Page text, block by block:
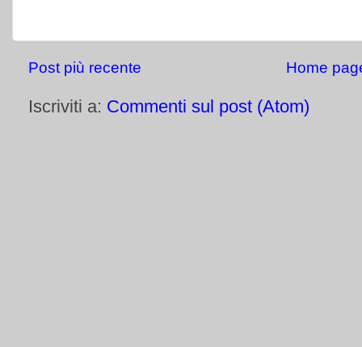
Post più recente Home
Iscriviti a: Commenti sul post (Atom)